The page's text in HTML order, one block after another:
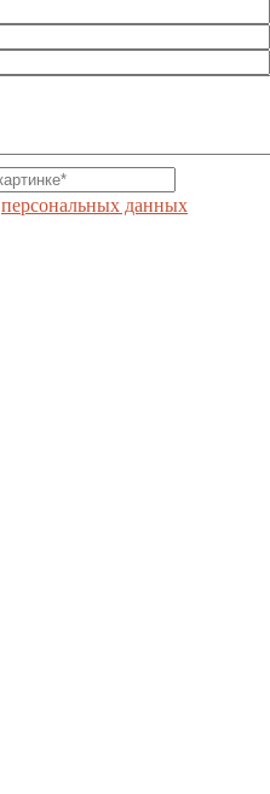
персональных данных